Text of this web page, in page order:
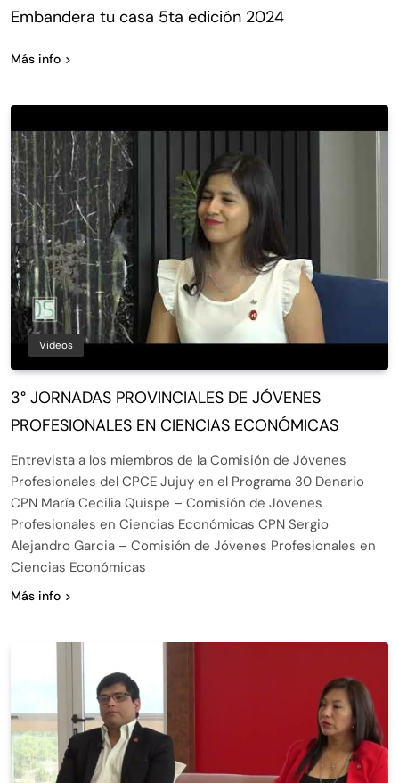
Embandera tu casa 5ta edición 2024
Más info
Videos
3° JORNADAS PROVINCIALES DE JÓVENES
PROFESIONALES EN CIENCIAS ECONÓMICAS
Entrevista a los miembros de la Comisión de Jóvenes
Profesionales del CPCE Jujuy en el Programa 30 Denario
CPN María Cecilia Quispe – Comisión de Jóvenes
Profesionales en Ciencias Económicas CPN Sergio
Alejandro Garcia – Comisión de Jóvenes Profesionales en
Ciencias Económicas
Más info